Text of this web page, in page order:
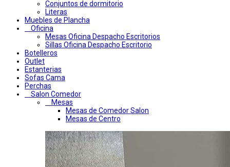
Conjuntos de dormitorio
Literas
Muebles de Plancha
Oficina
Mesas Oficina Despacho Escritorios
Sillas Oficina Despacho Escritorio
Botelleros
Outlet
Estanterias
Sofas Cama
Perchas
Salon Comedor
Mesas
Mesas de Comedor Salon
Mesas de Centro